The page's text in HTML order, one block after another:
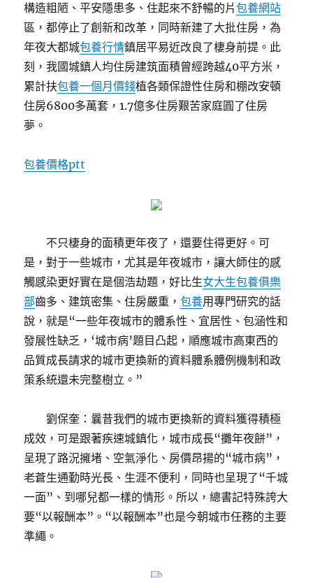
構造粗陋、平安隱患多、住起來不舒暢的片包養網站
區，都停止了創新和改革，同時新建了大批住房，為
年夜大都城包養行情鎮居平易近改良了棲身前提。此
刻，我國城鎮人均住房建筑面積曾經跨越40平方米，
累計扶包養一個月價錢植各類保證性住房和棚改安頓
住房6800多萬套，1.7億多住房艱苦家庭圓了住房
夢。
包養價格ptt
不只棲身的面積更年夜了，還要住得更好。可
是，對于一些城市，尤其是年夜城市，讓大師住的感
觸感染更好實在是個浩劫題，好比生女大生包養俱樂
部齒多、建筑密集、住房嚴重，包養用專門研究的話
說，就是“一些年夜城市的體系性、宜居性、包涵性和
發展性缺乏，‘城市病’題目凸起，順應城市高東西的
品質成長請求的城市更換新的資料體系體例機制和政
策系統還未完整樹立。”
劉保奎：曩昔我們的城市更換新的資料獲得積極
成效，可是跟著疾速城鎮化，城市成長“攤年夜餅”，
呈現了路況擁堵、空氣淨化、房價昂揚的“城市病”，
老蒼生通勤時光長、生涯不便利，同時也呈現了“千城
一面”、到哪兒都一樣的情形。所以，總書記特殊誇大
要“以報酬本”。“以報酬本”也是今朝城市任務的主要
準繩。